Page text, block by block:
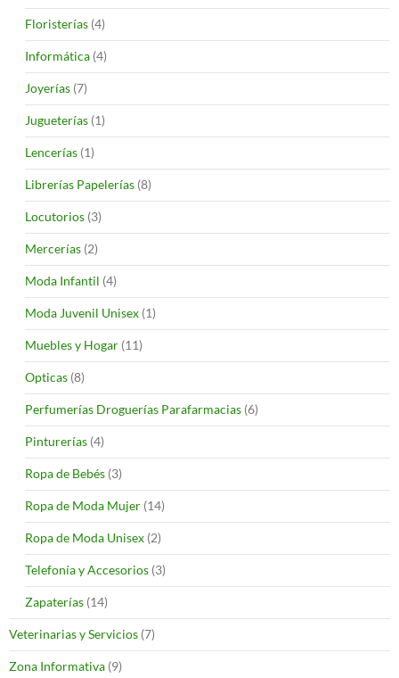
Floristerías (4)
Informática (4)
Joyerías (7)
Jugueterías (1)
Lencerías (1)
Librerías Papelerías (8)
Locutorios (3)
Mercerías (2)
Moda Infantil (4)
Moda Juvenil Unisex (1)
Muebles y Hogar (11)
Opticas (8)
Perfumerías Droguerías Parafarmacias (6)
Pinturerías (4)
Ropa de Bebés (3)
Ropa de Moda Mujer (14)
Ropa de Moda Unisex (2)
Telefonía y Accesorios (3)
Zapaterías (14)
Veterinarias y Servicios (7)
Zona Informativa (9)